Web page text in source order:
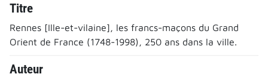
Titre
Rennes [Ille-et-vilaine], les francs-maçons du Grand
Orient de France (1748-1998), 250 ans dans la ville.
Auteur